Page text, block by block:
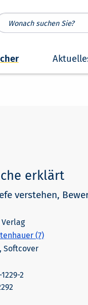
erklärt
verstehen,
(7)
Softcover
2